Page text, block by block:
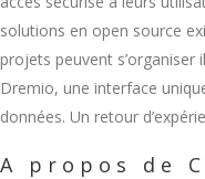
solutions en open source
projets peuvent s’organiser
Dremio, une interface
données. Un retour
A propos de